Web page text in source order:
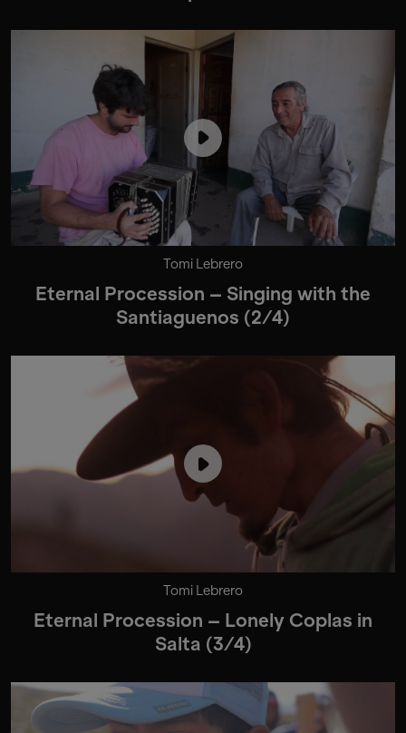
Tomi Lebrero
Eternal Procession – Singing with the
Santiaguenos (2/4)
Tomi Lebrero
Eternal Procession – Lonely Coplas in
Salta (3/4)